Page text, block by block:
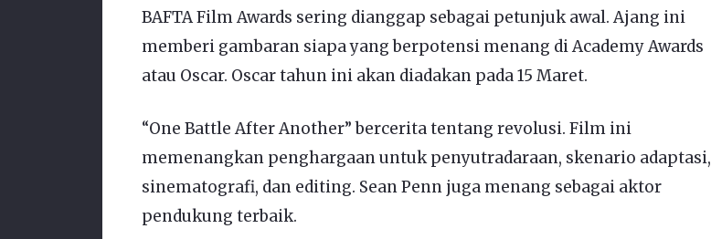
BAFTA Film Awards sering dianggap sebagai petunjuk awal. Ajang ini
memberi gambaran siapa yang berpotensi menang di Academy Awards
atau Oscar. Oscar tahun ini akan diadakan pada 15 Maret.
“One Battle After Another” bercerita tentang revolusi. Film ini
memenangkan penghargaan untuk penyutradaraan, skenario adaptasi,
sinematografi, dan editing. Sean Penn juga menang sebagai aktor
pendukung terbaik.